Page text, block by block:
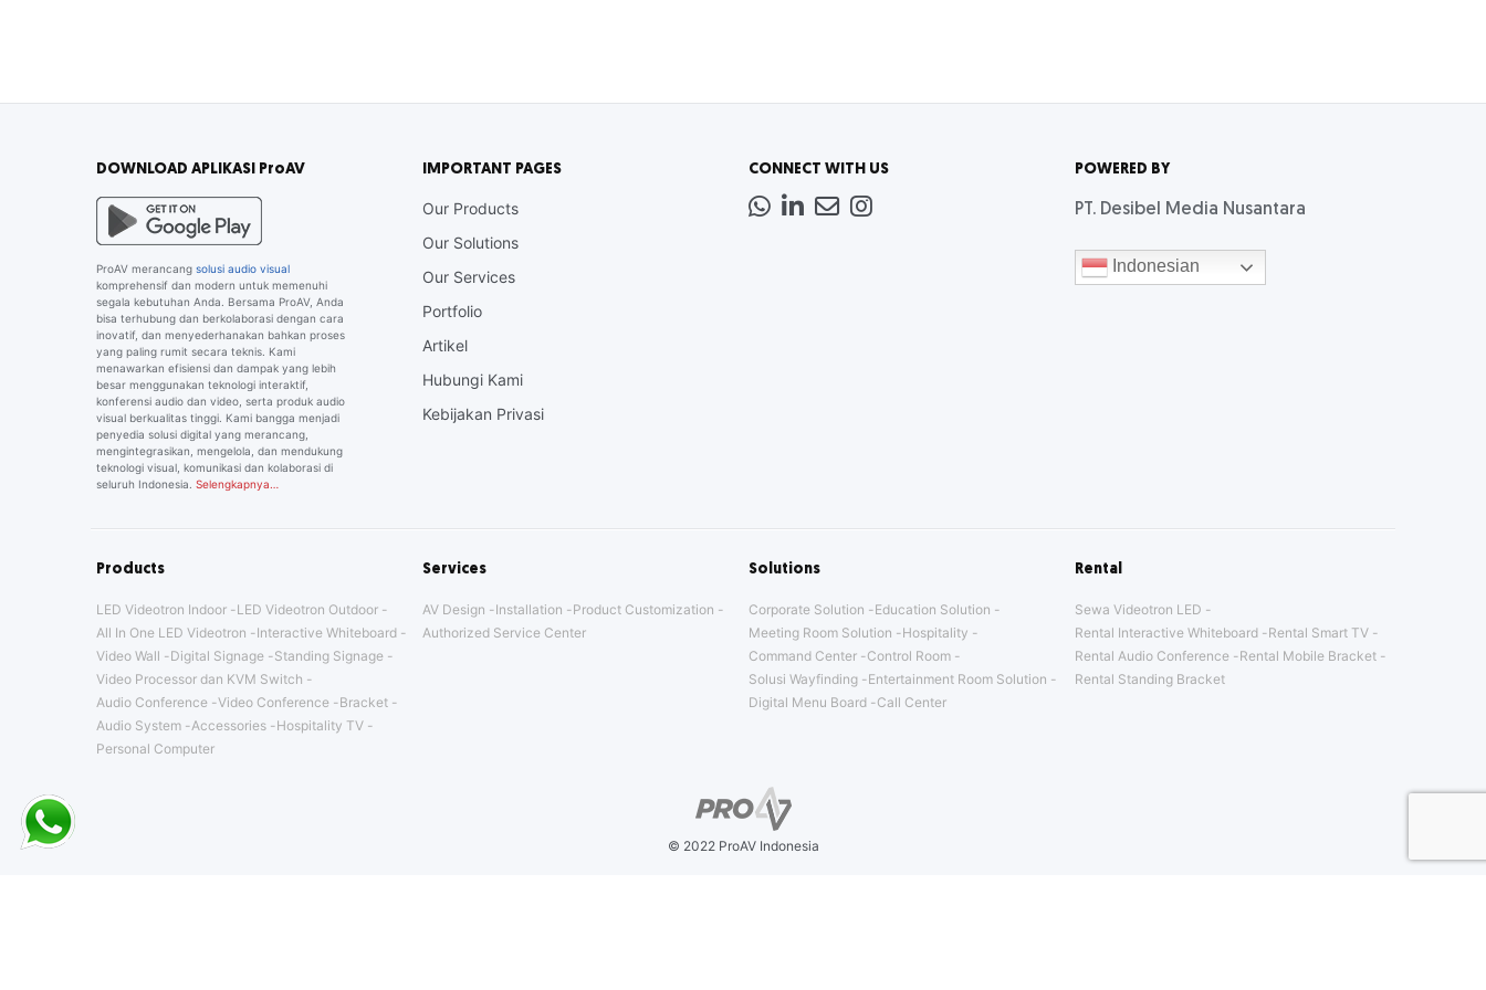
DOWNLOAD APLIKASI ProAV
ProAV merancang solusi audio visual
komprehensif dan modern untuk memenuhi
segala kebutuhan Anda. Bersama ProAV, Anda
bisa terhubung dan berkolaborasi dengan cara
inovatif, dan menyederhanakan bahkan proses
yang paling rumit secara teknis. Kami
menawarkan efisiensi dan dampak yang lebih
besar menggunakan teknologi interaktif,
konferensi audio dan video, serta produk audio
visual berkualitas tinggi. Kami bangga menjadi
penyedia solusi digital yang merancang,
mengintegrasikan, mengelola, dan mendukung
teknologi visual, komunikasi dan kolaborasi di
seluruh Indonesia. Selengkapnya…
IMPORTANT PAGES
Our Products
Our Solutions
Our Services
Portfolio
Artikel
Hubungi Kami
Kebijakan Privasi
CONNECT WITH US
Whatsapp
LinkedIn
NewsInstagram
POWERED BY
PT. Desibel Media Nusantara
Indonesian
Products
LED Videotron Indoor
LED Videotron Outdoor
All In One LED Videotron
Interactive Whiteboard
Video Wall
Digital Signage
Standing Signage
Video Processor dan KVM Switch
Audio Conference Video Conference
Bracket
Audio System
Accessories
Hospitality TV
Personal Computer
Services
AV Design Installation
Product Customization
Authorized Service Center
Solutions
Corporate Solution
Education Solution
Meeting Room Solution
Hospitality
Command Center
Control Room
Solusi Wayfinding
Entertainment Room Solution
Digital Menu Board
Call Center
Rental
Sewa Videotron LED
Rental Interactive Whiteboard
Rental Smart TV
Rental Audio Conference
Rental Mobile Bracket
Rental Standing Bracket
© 2022 ProAV Indonesia